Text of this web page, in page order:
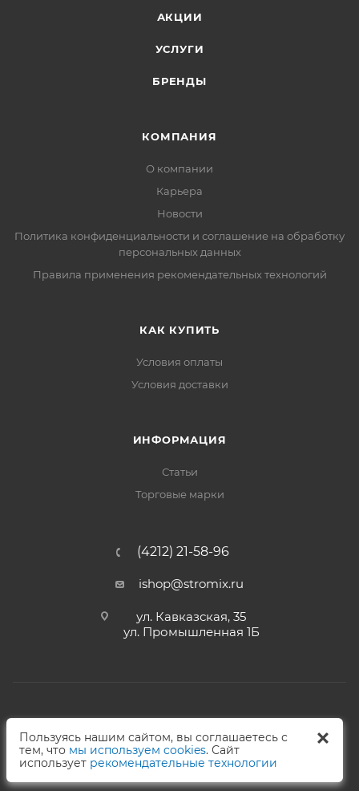
АКЦИИ
УСЛУГИ
БРЕНДЫ
КОМПАНИЯ
О компании
Карьера
Новости
Политика конфиденциальности и соглашение на обработку
персональных данных
Правила применения рекомендательных технологий
КАК КУПИТЬ
Условия оплаты
Условия доставки
ИНФОРМАЦИЯ
Статьи
Торговые марки
(4212) 21-58-96
ishop@stromix.ru
ул. Кавказская, 35
ул. Промышленная 1Б
Пользуясь нашим сайтом, вы соглашаетесь с
тем, что мы используем cookies. Сайт
использует рекомендательные технологии